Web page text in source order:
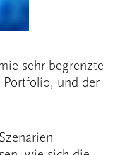
sehr begrenzte
Portfolio, und der